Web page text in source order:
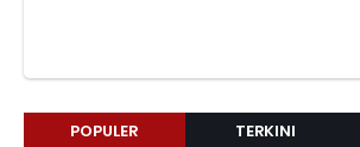
POPULER TERKINI